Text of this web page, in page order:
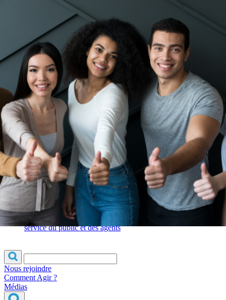
Qui
sommes-
nous ?
S'inscrire à
la
newsletter
Découvrir
l'UNSA
Rémunération
|
OTE et DDI
|
Travail & santé
|
Action sociale
|
Contractuels
Le dialogue social engagé pour une Intelligence Artificielle au
service du public et des agents
Nous rejoindre
Comment Agir ?
Médias